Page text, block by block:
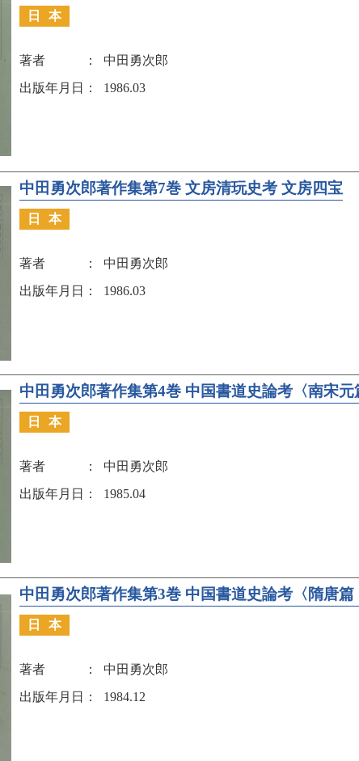
日本
著者 中田勇次郎
出版年月日
1986.03
中田勇次郎著作集第7巻 文房清玩史考 文房四宝
日本
著者 中田勇次郎
出版年月日
1986.03
中田勇次郎著作集第4巻 中国書道史論考〈南宋元
日本
著者 中田勇次郎
出版年月日
1985.04
中田勇次郎著作集第3巻 中国書道史論考〈隋唐篇
日本
著者 中田勇次郎
出版年月日
1984.12